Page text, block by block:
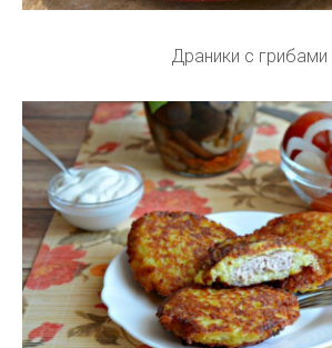
Драники с грибами